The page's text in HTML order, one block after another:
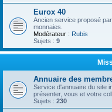
Eurox 40
Ancien service proposé
monnaies.
Modérateur : Rubis
Sujets : 9
Annuaire des
Service d'annuaire du site
présenter, vous et votre
Sujets : 230